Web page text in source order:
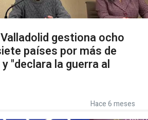
gestiona ocho
países por más de
"declara la guerra al
Hace 6 meses